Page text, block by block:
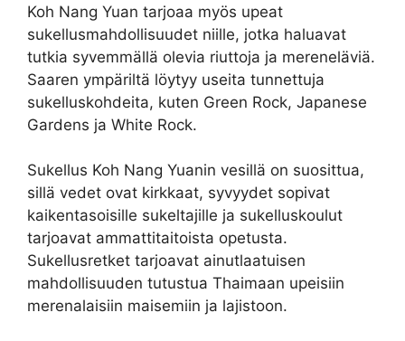
Koh Nang Yuan tarjoaa myös upeat
sukellusmahdollisuudet niille, jotka haluavat
tutkia syvemmällä olevia riuttoja ja mereneläviä.
Saaren ympäriltä löytyy useita tunnettuja
sukelluskohdeita, kuten Green Rock, Japanese
Gardens ja White Rock.
Sukellus Koh Nang Yuanin vesillä on suosittua,
sillä vedet ovat kirkkaat, syvyydet sopivat
kaikentasoisille sukeltajille ja sukelluskoulut
tarjoavat ammattitaitoista opetusta.
Sukellusretket tarjoavat ainutlaatuisen
mahdollisuuden tutustua Thaimaan upeisiin
merenalaisiin maisemiin ja lajistoon.